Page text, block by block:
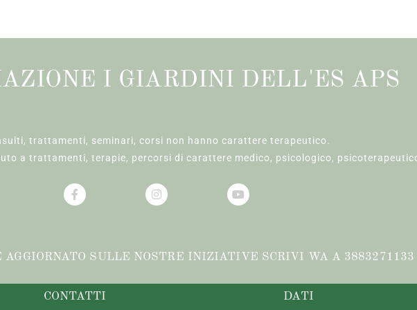
I GIARDINI DELL'ES APS
trattamenti, seminari, corsi non hanno carattere terapeutico.
a trattamenti, terapie, percorsi di carattere medico, psicologico,
AGGIORNATO SULLE NOSTRE INIZIATIVE SCRIVI WA A 3883271133
CONTATTI DATI